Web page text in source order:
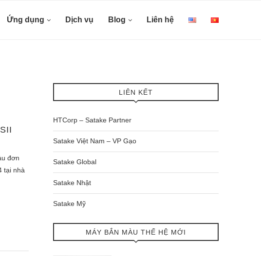
Ứng dụng Dịch vụ Blog Liên hệ
đơn
tại nhà
LIÊN KẾT
HTCorp – Satake Partner
Satake Việt Nam – VP Gạo
Satake Global
Satake Nhật
Satake Mỹ
MÁY BẮN MÀU THẾ HỆ MỚI